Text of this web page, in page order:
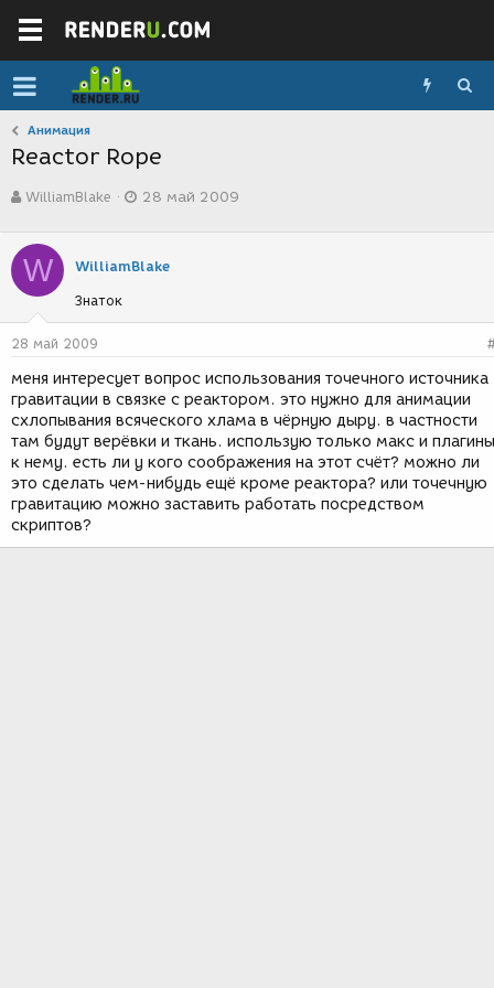
Анимация
Reactor Rope
в
о
р
т
е
м
ы
WilliamBlake
а
с
д
и
я
28 май 2009
W WilliamBlake
Знаток
28 май 2009
меня интересует вопрос использования точечного источника
гравитации в связке с реактором. это нужно для анимации
схлопывания всяческого хлама в чёрную дыру. в частности
там будут верёвки и ткань. использую только макс и плагины
к нему. есть ли у кого соображения на этот счёт? можно ли
это сделать чем-нибудь ещё кроме реактора? или точечную
гравитацию можно заставить работать посредством
скриптов?